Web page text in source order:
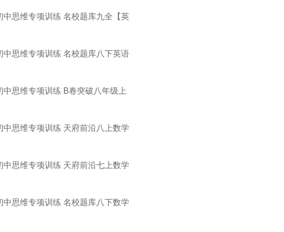
思维专项训练 名校题库九全【英
思维专项训练 名校题库八下英语
思维专项训练 B卷突破八年级上
思维专项训练 天府前沿八上数学
思维专项训练 天府前沿七上数学
思维专项训练 名校题库八下数学